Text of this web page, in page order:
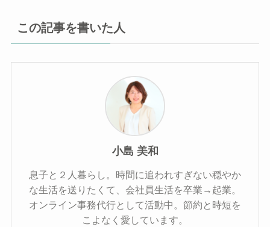
この記事を書いた人
小島 美和
息子と２人暮らし。時間に追われすぎない穏やか
な生活を送りたくて、会社員生活を卒業→起業。
オンライン事務代行として活動中。節約と時短を
こよなく愛しています。